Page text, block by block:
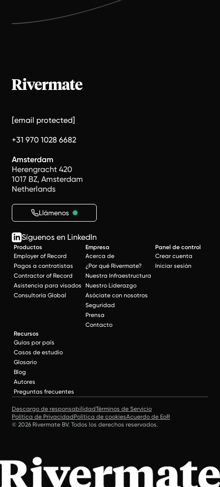
[email protected]
+31 970 1028 6682
Amsterdam
Herengracht 420
1017 BZ, Amsterdam
Netherlands
Llámenos
Síguenos en LinkedIn
Productos
Employer of Record
Pagos a contratistas
Contractor of Record
Asistencia para visados
Consultoría Global
Empresa
Acerca de
¿Por qué Rivermate?
Nuestra Infraestructura
Nuestro Liderazgo
Asóciate con nosotros
Seguridad
Prensa
Contacto
Panel de control
Crear cuenta
Iniciar sesión
Recursos
Guías por país
Casos de estudio
Glosario
Blog
Autores
Preguntas frecuentes
Descargo de responsabilidadTérminos de Servicio
Política de PrivacidadPolítica de cookiesAcuerdo de EoR
© 2026 Rivermate BV. Todos los derechos reservados.